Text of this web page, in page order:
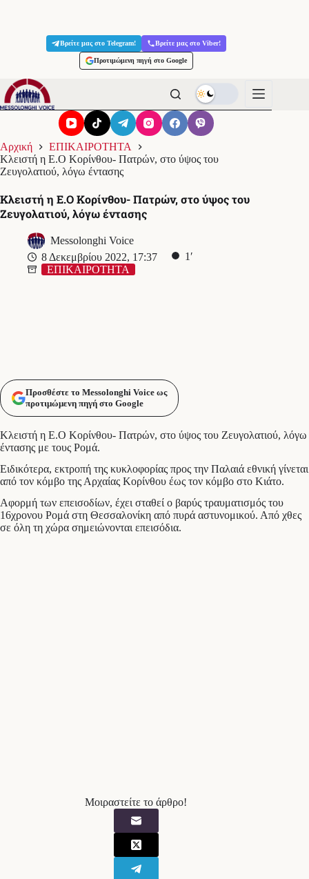
Βρείτε μας στο Telegram! Βρείτε μας στο Viber!
Προτιμώμενη πηγή στο Google
Αρχική
ΕΠΙΚΑΙΡΟΤΗΤΑ
Κλειστή η Ε.Ο Κορίνθου- Πατρών, στο ύψος του
Ζευγολατιού, λόγω έντασης
Κλειστή η Ε.Ο Κορίνθου- Πατρών, στο ύψος του
Ζευγολατιού, λόγω έντασης
Messolonghi Voice
8 Δεκεμβρίου 2022, 17:37
1′
ΕΠΙΚΑΙΡΟΤΗΤΑ
Προσθέστε το Messolonghi Voice ως
προτιμώμενη πηγή στο Google
Κλειστή η Ε.Ο Κορίνθου- Πατρών, στο ύψος του Ζευγολατιού, λόγω
έντασης με τους Ρομά.
Ειδικότερα, εκτροπή της κυκλοφορίας προς την Παλαιά εθνική γίνεται
από τον κόμβο της Αρχαίας Κορίνθου έως τον κόμβο στο Κιάτο.
Αφορμή των επεισοδίων, έχει σταθεί ο βαρύς τραυματισμός του
16χρονου Ρομά στη Θεσσαλονίκη από πυρά αστυνομικού. Από χθες
σε όλη τη χώρα σημειώνονται επεισόδια.
Μοιραστείτε το άρθρο!